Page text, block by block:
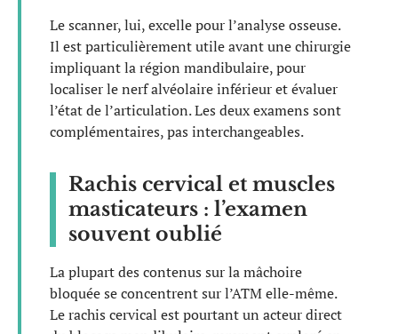
Le scanner, lui, excelle pour l’analyse osseuse.
Il est particulièrement utile avant une chirurgie
impliquant la région mandibulaire, pour
localiser le nerf alvéolaire inférieur et évaluer
l’état de l’articulation. Les deux examens sont
complémentaires, pas interchangeables.
Rachis cervical et muscles
masticateurs : l’examen
souvent oublié
La plupart des contenus sur la mâchoire
bloquée se concentrent sur l’ATM elle-même.
Le rachis cervical est pourtant un acteur direct